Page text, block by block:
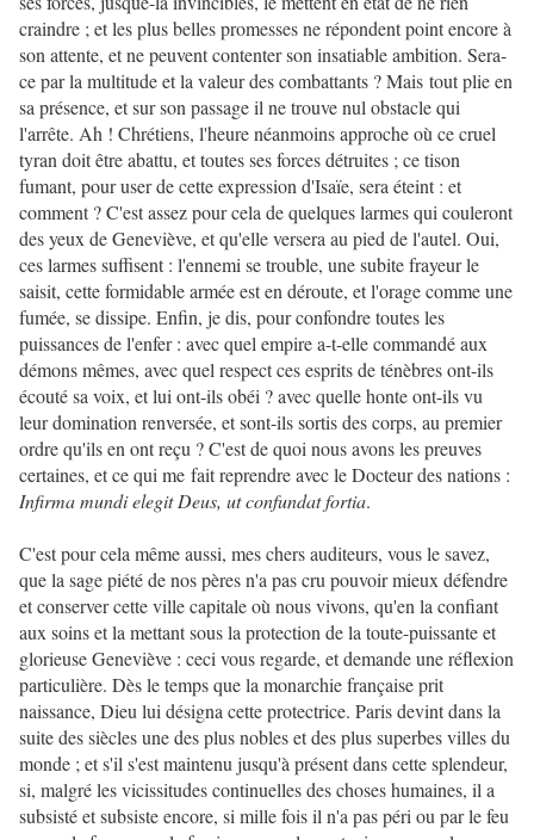
craindre ; et les plus belles promesses ne répondent point encore à
son attente, et ne peuvent contenter son insatiable ambition. Sera-
ce par la multitude et la valeur des combattants ? Mais tout plie en
sa présence, et sur son passage il ne trouve nul obstacle qui
l'arrête. Ah ! Chrétiens, l'heure néanmoins approche où ce cruel
tyran doit être abattu, et toutes ses forces détruites ; ce tison
fumant, pour user de cette expression d'Isaïe, sera éteint : et
comment ? C'est assez pour cela de quelques larmes qui couleront
des yeux de Geneviève, et qu'elle versera au pied de l'autel. Oui,
ces larmes suffisent : l'ennemi se trouble, une subite frayeur le
saisit, cette formidable armée est en déroute, et l'orage comme une
fumée, se dissipe. Enfin, je dis, pour confondre toutes les
puissances de l'enfer : avec quel empire a-t-elle commandé aux
démons mêmes, avec quel respect ces esprits de ténèbres ont-ils
écouté sa voix, et lui ont-ils obéi ? avec quelle honte ont-ils vu
leur domination renversée, et sont-ils sortis des corps, au premier
ordre qu'ils en ont reçu ? C'est de quoi nous avons les preuves
certaines, et ce qui me fait reprendre avec le Docteur des nations :
Infirma mundi elegit Deus, ut confundat fortia.
C'est pour cela même aussi, mes chers auditeurs, vous le savez,
que la sage piété de nos pères n'a pas cru pouvoir mieux défendre
et conserver cette ville capitale où nous vivons, qu'en la confiant
aux soins et la mettant sous la protection de la toute-puissante et
glorieuse Geneviève : ceci vous regarde, et demande une réflexion
particulière. Dès le temps que la monarchie française prit
naissance, Dieu lui désigna cette protectrice. Paris devint dans la
suite des siècles une des plus nobles et des plus superbes villes du
monde ; et s'il s'est maintenu jusqu'à présent dans cette splendeur,
si, malgré les vicissitudes continuelles des choses humaines, il a
subsisté et subsiste encore, si mille fois il n'a pas péri ou par le feu